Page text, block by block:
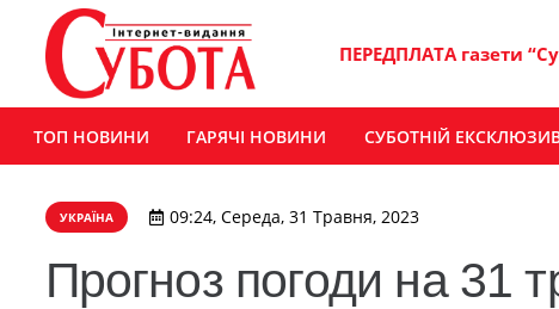
ПЕРЕДПЛАТА газети
ТОП НОВИНИ ГАРЯЧІ НОВИНИ СУБОТНІЙ
УКРАЇНА 09:24, Середа, 31 Травня, 2023
Прогноз погоди на 31